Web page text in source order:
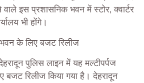
इस प्रशासनिक भवन में स्टोर, क्वार्टर
भी होंगे।
भवन के लिए बजट रिलीज
पुलिस लाइन में यह मल्टीपर्पज
बजट रिलीज किया गया है। देहरादून